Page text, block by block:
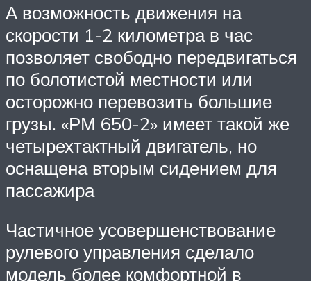
А возможность движения на
скорости 1-2 километра в час
позволяет свободно передвигаться
по болотистой местности или
осторожно перевозить большие
грузы. «РМ 650-2» имеет такой же
четырехтактный двигатель, но
оснащена вторым сидением для
пассажира
Частичное усовершенствование
рулевого управления сделало
модель более комфортной в